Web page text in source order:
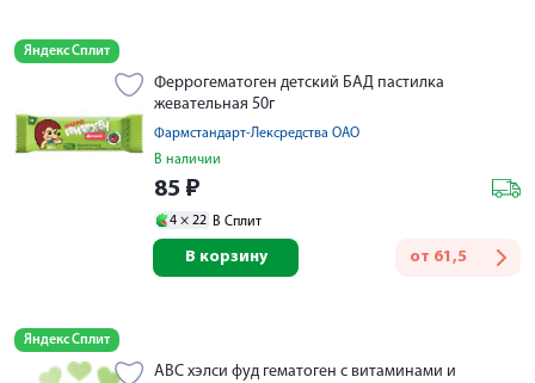
Яндекс Сплит
Феррогематоген детский БАД пастилка
жевательная 50г
Фармстандарт-Лексредства ОАО
В наличии
85 ₽
4 × 22 В Сплит
от 61,5
В корзину
Яндекс Сплит
АВС хэлси фуд гематоген с витаминами и